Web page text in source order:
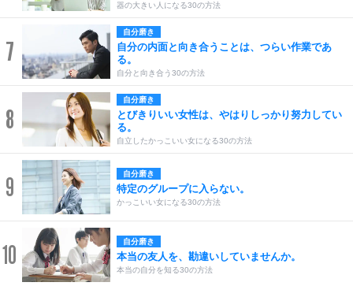
器の大きい人になる30の方法
7
自分磨き
自分の内面と向き合うことは、つらい作業であ
る。
自分と向き合う30の方法
8
自分磨き
とびきりいい女性は、やはりしっかり努力してい
る。
自立したかっこいい女になる30の方法
9 自分磨き
特定のグループに入らない。
かっこいい女になる30の方法
10 自分磨き
本当の友人を、勘違いしていませんか。
本当の自分を知る30の方法